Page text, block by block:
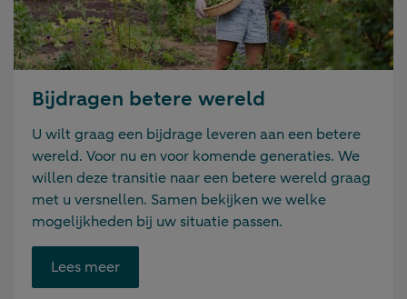
Bijdragen betere wereld
U wilt graag een bijdrage leveren aan een betere
wereld. Voor nu en voor komende generaties. We
willen deze transitie naar een betere wereld graag
met u versnellen. Samen bekijken we welke
mogelijkheden bij uw situatie passen.
Lees meerOpent
link